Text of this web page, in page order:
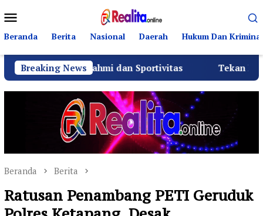
ke
kontenMobile
Beranda Berita Nasional Daerah Hukum Dan Kriminal
Breaking News
dan Sportivitas Tekan Fatalitas
Beranda Berita
Ratusan Penambang PETI Geruduk